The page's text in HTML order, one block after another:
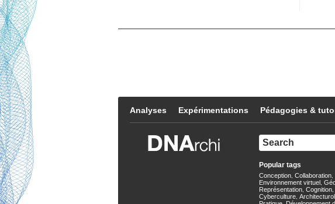
Analyses Expérimentations Pédagogies &
Popular tags
Conception, Collaboration,
Environnement virtuel ,
Représentation, Cognition,
Cyberculture,